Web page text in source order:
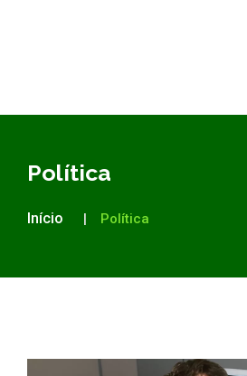
Política
Início Política